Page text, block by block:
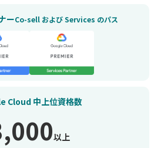
ーCo-sell および Services のパス
Cloud 中上位資格数
以上